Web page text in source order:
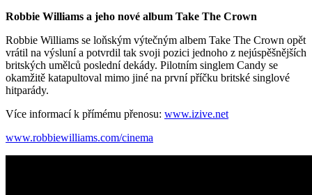
Robbie Williams a jeho nové album Take The Crown
Robbie Williams se loňským výtečným albem Take The Crown opět
vrátil na výsluní a potvrdil tak svoji pozici jednoho z nejúspěšnějších
britských umělců poslední dekády. Pilotním singlem Candy se
okamžitě katapultoval mimo jiné na první příčku britské singlové
hitparády.
Více informací k přímému přenosu: www.izive.net
www.robbiewilliams.com/cinema